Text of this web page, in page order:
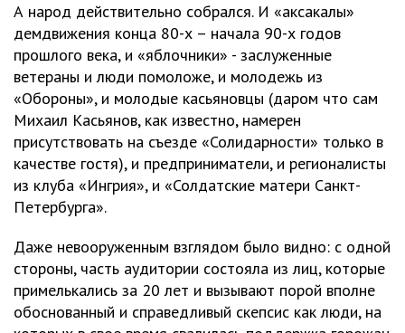
А народ действительно собрался. И «аксакалы»
демдвижения конца 80-х – начала 90-х годов
прошлого века, и «яблочники» - заслуженные
ветераны и люди помоложе, и молодежь из
«Обороны», и молодые касьяновцы (даром что сам
Михаил Касьянов, как известно, намерен
присутствовать на съезде «Солидарности» только в
качестве гостя), и предприниматели, и регионалисты
из клуба «Ингрия», и «Солдатские матери Санкт-
Петербурга».
Даже невооруженным взглядом было видно: с одной
стороны, часть аудитории состояла из лиц, которые
примелькались за 20 лет и вызывают порой вполне
обоснованный и справедливый скепсис как люди, на